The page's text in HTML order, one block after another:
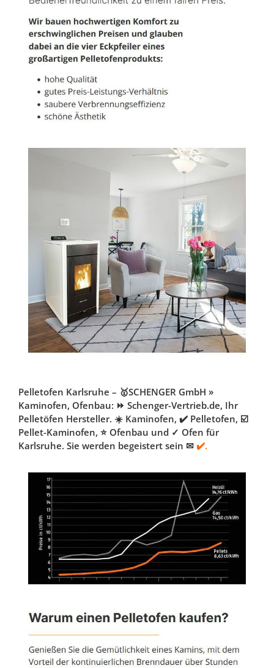
Pelletofen Karlsruhe – 🥇SCHENGER GmbH »
Kaminofen, Ofenbau: ⏩ Schenger-Vertrieb.de, Ihr
Pelletöfen Hersteller. ☀️ Kaminofen, ✔️ Pelletofen, ☑️
Pellet-Kaminofen, ⭐ Ofenbau und ✓ Ofen für
Karlsruhe. Sie werden begeistert sein ✉ ✔️.